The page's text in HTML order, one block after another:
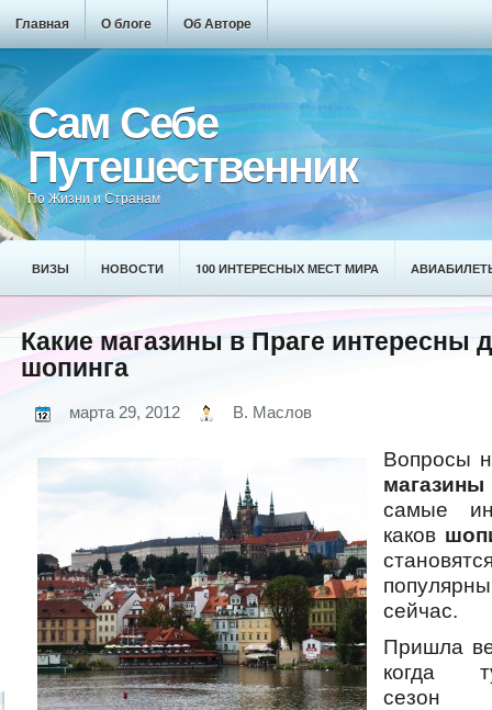
Главная О блоге Об Авторе
Сам Себе
Путешественник
По Жизни и Странам
ВИЗЫ НОВОСТИ 100 ИНТЕРЕСНЫХ МЕСТ МИРА
Какие магазины в Праге интересны
шопинга
марта 29, 2012 В. Маслов
Вопросы
самые
каков
сейчас.
Пришла
когда
сезон